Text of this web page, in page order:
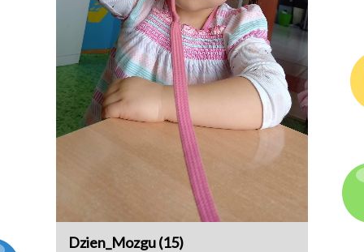
Dzien_Mozgu (15)